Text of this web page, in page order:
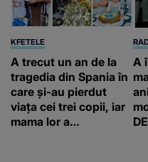
KFETELE
A trecut un an de la
tragedia din Spania în
care și-au pierdut
viața cei trei copii, iar
mama lor a…
A